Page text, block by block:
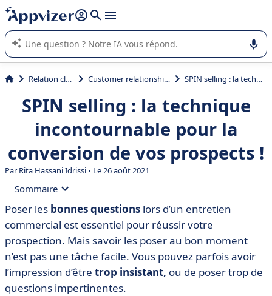
répondre (plusieurs lignes avec
L'IA de Appvizer vous guide dans l'utilisation ou la sélection de
logiciel SaaS en entreprise.
Relation client et vente Customer relationship management (CRM) SPIN selling : la technique incontournable pour la conversion de vos prospects !
SPIN selling : la technique
incontournable pour la
conversion de vos prospects !
ParRita Hassani Idrissi • Le 26 août 2021
Sommaire
• Qu’est-ce que le SPIN selling ?
• Les 4 phases du SPIN selling
• Les 4 questions du SPIN selling (exemples inclus)
Poser les bonnes questions lors d’un entretien
commercial est essentiel pour réussir votre
prospection. Mais savoir les poser au bon moment
n’est pas une tâche facile. Vous pouvez parfois avoir
l’impression d’être trop insistant, ou de poser trop de
questions impertinentes.